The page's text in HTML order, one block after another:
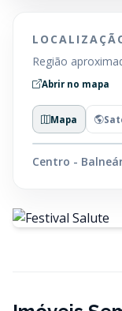
Região
Abrir no mapa
Mapa
Centro -